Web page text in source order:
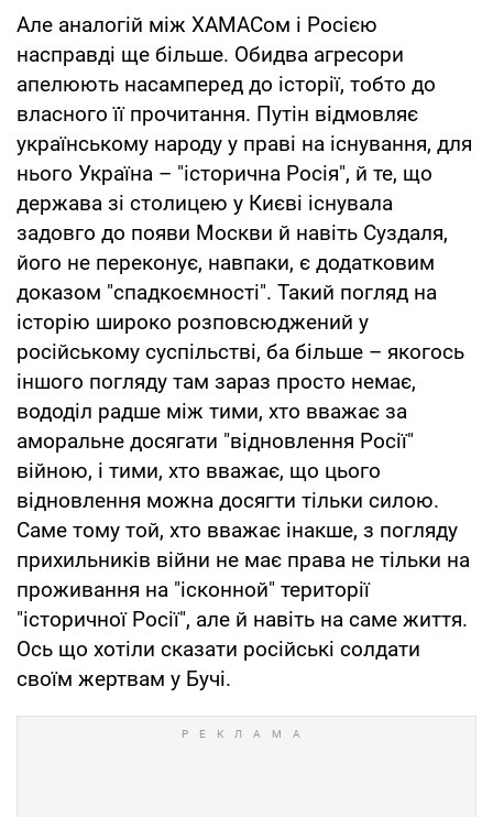
Але аналогій між ХАМАСом і Росією
насправді ще більше. Обидва агресори
апелюють насамперед до історії, тобто до
власного її прочитання. Путін відмовляє
українському народу у праві на існування, для
нього Україна – "історична Росія", й те, що
держава зі столицею у Києві існувала
задовго до появи Москви й навіть Суздаля,
його не переконує, навпаки, є додатковим
доказом "спадкоємності". Такий погляд на
історію широко розповсюджений у
російському суспільстві, ба більше – якогось
іншого погляду там зараз просто немає,
вододіл радше між тими, хто вважає за
аморальне досягати "відновлення Росії"
війною, і тими, хто вважає, що цього
відновлення можна досягти тільки силою.
Саме тому той, хто вважає інакше, з погляду
прихильників війни не має права не тільки на
проживання на "ісконной" території
"історичної Росії", але й навіть на саме життя.
Ось що хотіли сказати російські солдати
своїм жертвам у Бучі.